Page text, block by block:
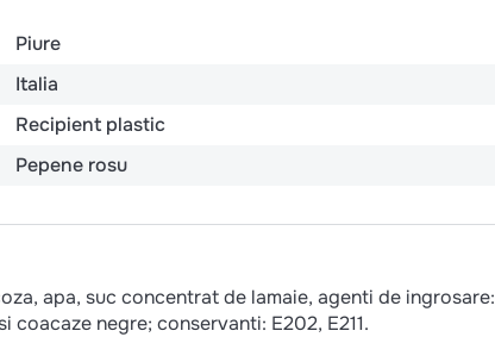
Piure
Italia
Recipient plastic
Pepene rosu
apa, suc concentrat de lamaie, agenti de ingrosare:
negre; conservanti: E202, E211.